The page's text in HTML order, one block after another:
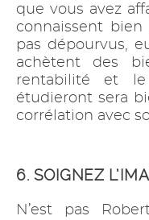
que vous avez
connaissent
pas dépourvus,
achètent des
rentabilité et le
étudieront sera
corrélation avec
6. SOIGNEZ
N’est pas